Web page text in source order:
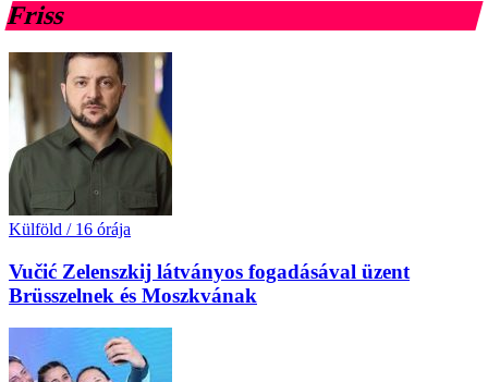
Friss
Külföld / 16 órája
Vučić Zelenszkij látványos fogadásával üzent
Brüsszelnek és Moszkvának